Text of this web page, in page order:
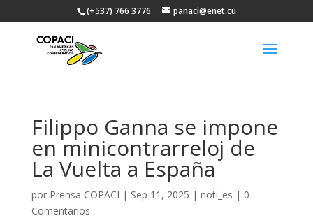
(+537) 766 3776 panaci@enet.cu
Filippo Ganna se impone
en minicontrarreloj de
La Vuelta a España
por Prensa COPACI | Sep 11, 2025 | noti_es | 0
Comentarios